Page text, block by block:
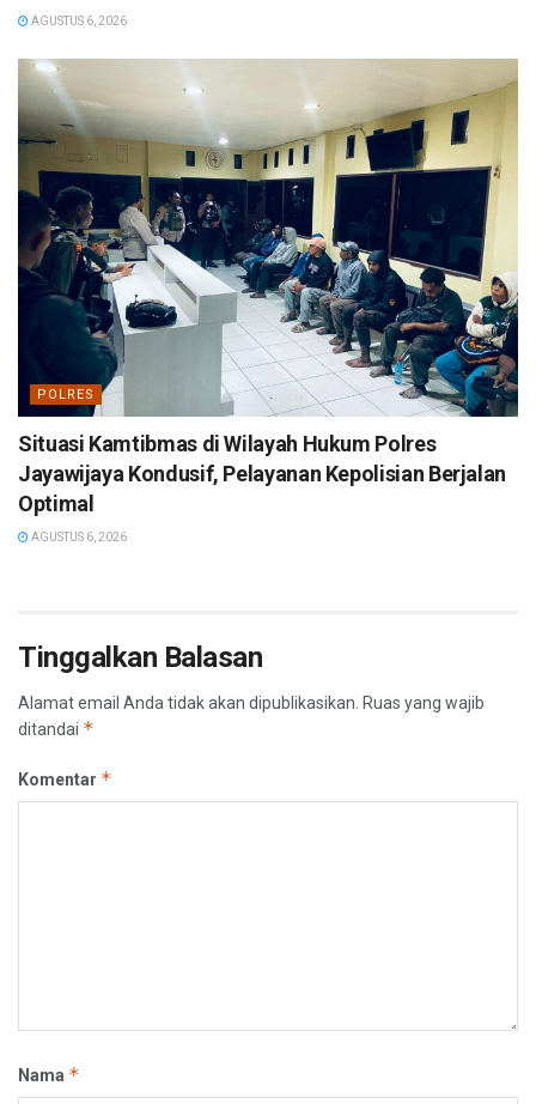
AGUSTUS 6, 2026
POLRES
Situasi Kamtibmas di Wilayah Hukum Polres
Jayawijaya Kondusif, Pelayanan Kepolisian Berjalan
Optimal
AGUSTUS 6, 2026
Tinggalkan Balasan
Alamat email Anda tidak akan dipublikasikan. Ruas yang wajib
ditandai *
Komentar *
Nama *